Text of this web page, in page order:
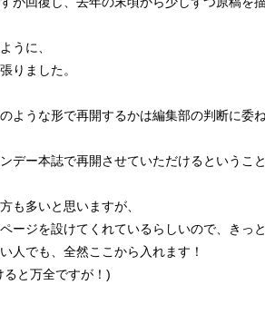
うに、
りました。
ような形で再開するかは編集部の判断に委ね
デー本誌で再開させていただけるというこ
も多いと思いますが、
ージを設けてくれているらしいので、きっ
人でも、全然ここから入れます！
と万全ですが！)